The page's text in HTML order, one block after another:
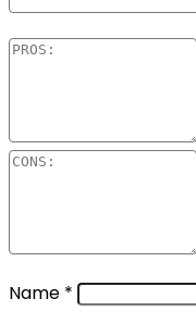
Name *